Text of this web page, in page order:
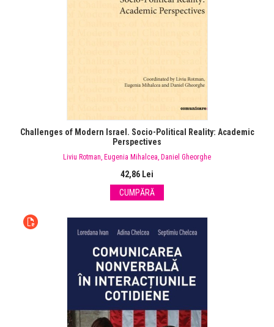
Challenges of Modern Israel. Socio-Political Reality: Academic
Perspectives
Liviu Rotman, Eugenia Mihalcea, Daniel Gheorghe
42,86 Lei
CUMPĂRĂ